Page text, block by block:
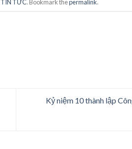
TIN TỨC. Bookmark thepermalink.
Kỷ niệm 10 thành lập